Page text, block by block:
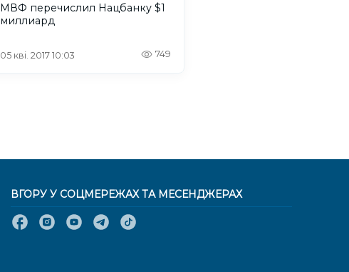
МВФ перечислил Нацбанку $1
миллиард
05 кві. 2017 10:03 749
ВГОРУ У СОЦМЕРЕЖАХ ТА МЕСЕНДЖЕРАХ